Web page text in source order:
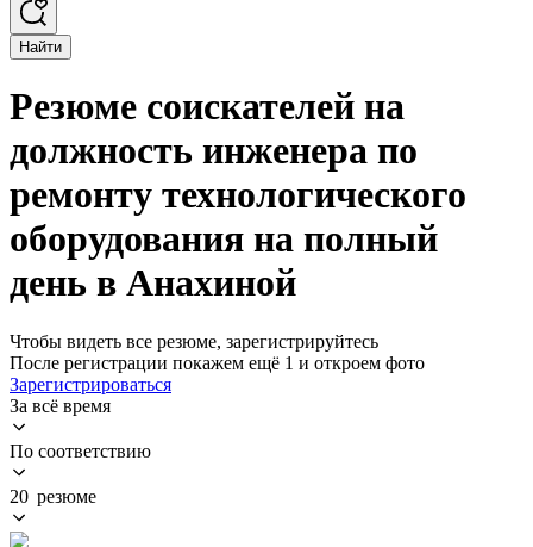
Найти
Резюме соискателей на
должность инженера по
ремонту технологического
оборудования на полный
день в Анахиной
Чтобы видеть все резюме, зарегистрируйтесь
После регистрации покажем ещё 1 и откроем фото
Зарегистрироваться
За всё время
По соответствию
20 резюме